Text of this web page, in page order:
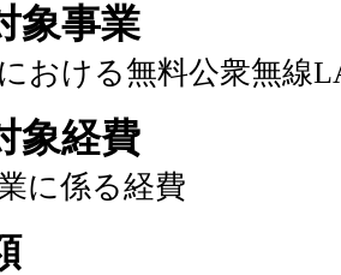
象事業
おける無料公衆無線
象経費
に係る経費